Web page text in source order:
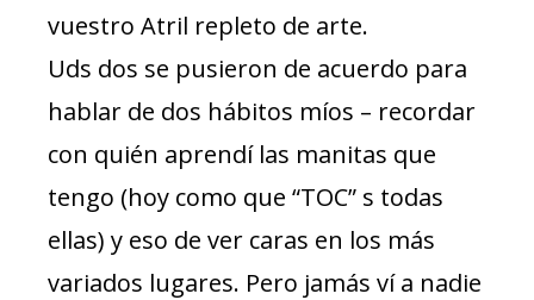
vuestro Atril repleto de arte.
Uds dos se pusieron de acuerdo para
hablar de dos hábitos míos – recordar
con quién aprendí las manitas que
tengo (hoy como que “TOC” s todas
ellas) y eso de ver caras en los más
variados lugares. Pero jamás ví a nadie